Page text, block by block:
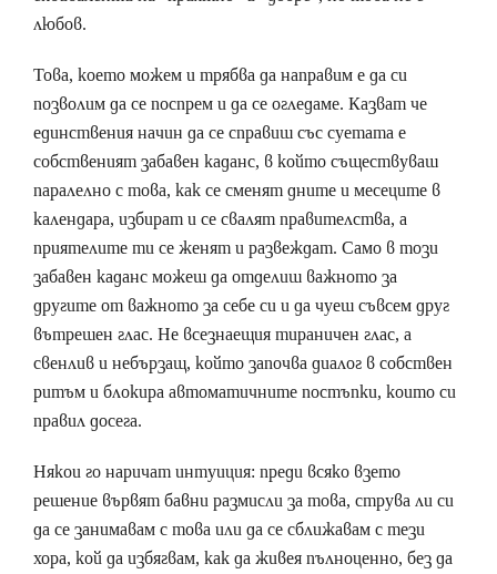
любов.
Това, което можем и трябва да направим е да си
позволим да се поспрем и да се огледаме. Казват че
единствения начин да се справиш със суетата е
собственият забавен каданс, в който съществуваш
паралелно с това, как се сменят дните и месеците в
календара, избират и се свалят правителства, а
приятелите ти се женят и развеждат. Само в този
забавен каданс можеш да отделиш важното за
другите от важното за себе си и да чуеш съвсем друг
вътрешен глас. Не всезнаещия тираничен глас, а
свенлив и небързащ, който започва диалог в собствен
ритъм и блокира автоматичните постъпки, които си
правил досега.
Някои го наричат интуиция: преди всяко взето
решение вървят бавни размисли за това, струва ли си
да се занимавам с това или да се сближавам с тези
хора, кой да избягвам, как да живея пълноценно, без да